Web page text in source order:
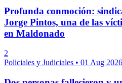
Profunda conmoción:
Jorge Pintos, una de las
en Maldonado
2
Policiales y Judiciales • 01 Aug 2026